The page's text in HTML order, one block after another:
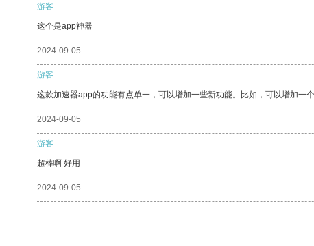
游客
这个是app神器
2024-09-05
游客
这款加速器app的功能有点单一，可以增加一些新功能。比如，可以增加一
2024-09-05
游客
超棒啊 好用
2024-09-05